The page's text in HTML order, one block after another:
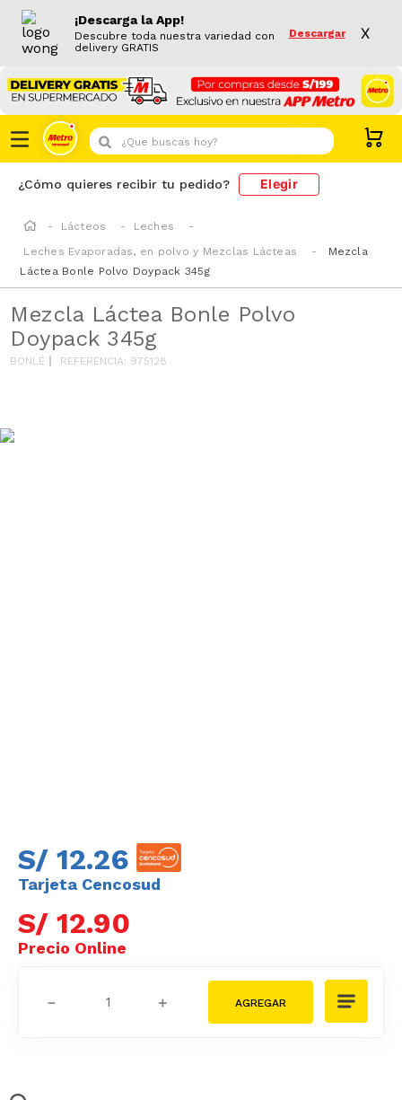
¡Descarga la App!
Descubre toda nuestra variedad con
delivery GRATIS
Descargar X
¿Que buscas hoy?
¿Cómo quieres recibir tu pedido? Elegir
Lácteos
Leches
Leches Evaporadas, en polvo y Mezclas Lácteas
Mezcla
Láctea Bonle Polvo Doypack 345g
Mezcla Láctea Bonle Polvo
Doypack 345g
BONLÉ REFERENCIA: 975128
Tarjeta Cencosud
S/ 12.26
S/ 12.90
＋
－